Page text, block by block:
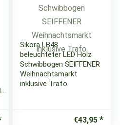
Sikora LB48
beleuchteter LED Holz
Schwibbogen SEIFFENER
Weihnachtsmarkt
inklusive Trafo
€43,95